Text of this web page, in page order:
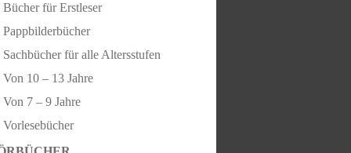
Bücher für Erstleser
Pappbilderbücher
Sachbücher für alle Altersstufen
Von 10 – 13 Jahre
Von 7 – 9 Jahre
Vorlesebücher